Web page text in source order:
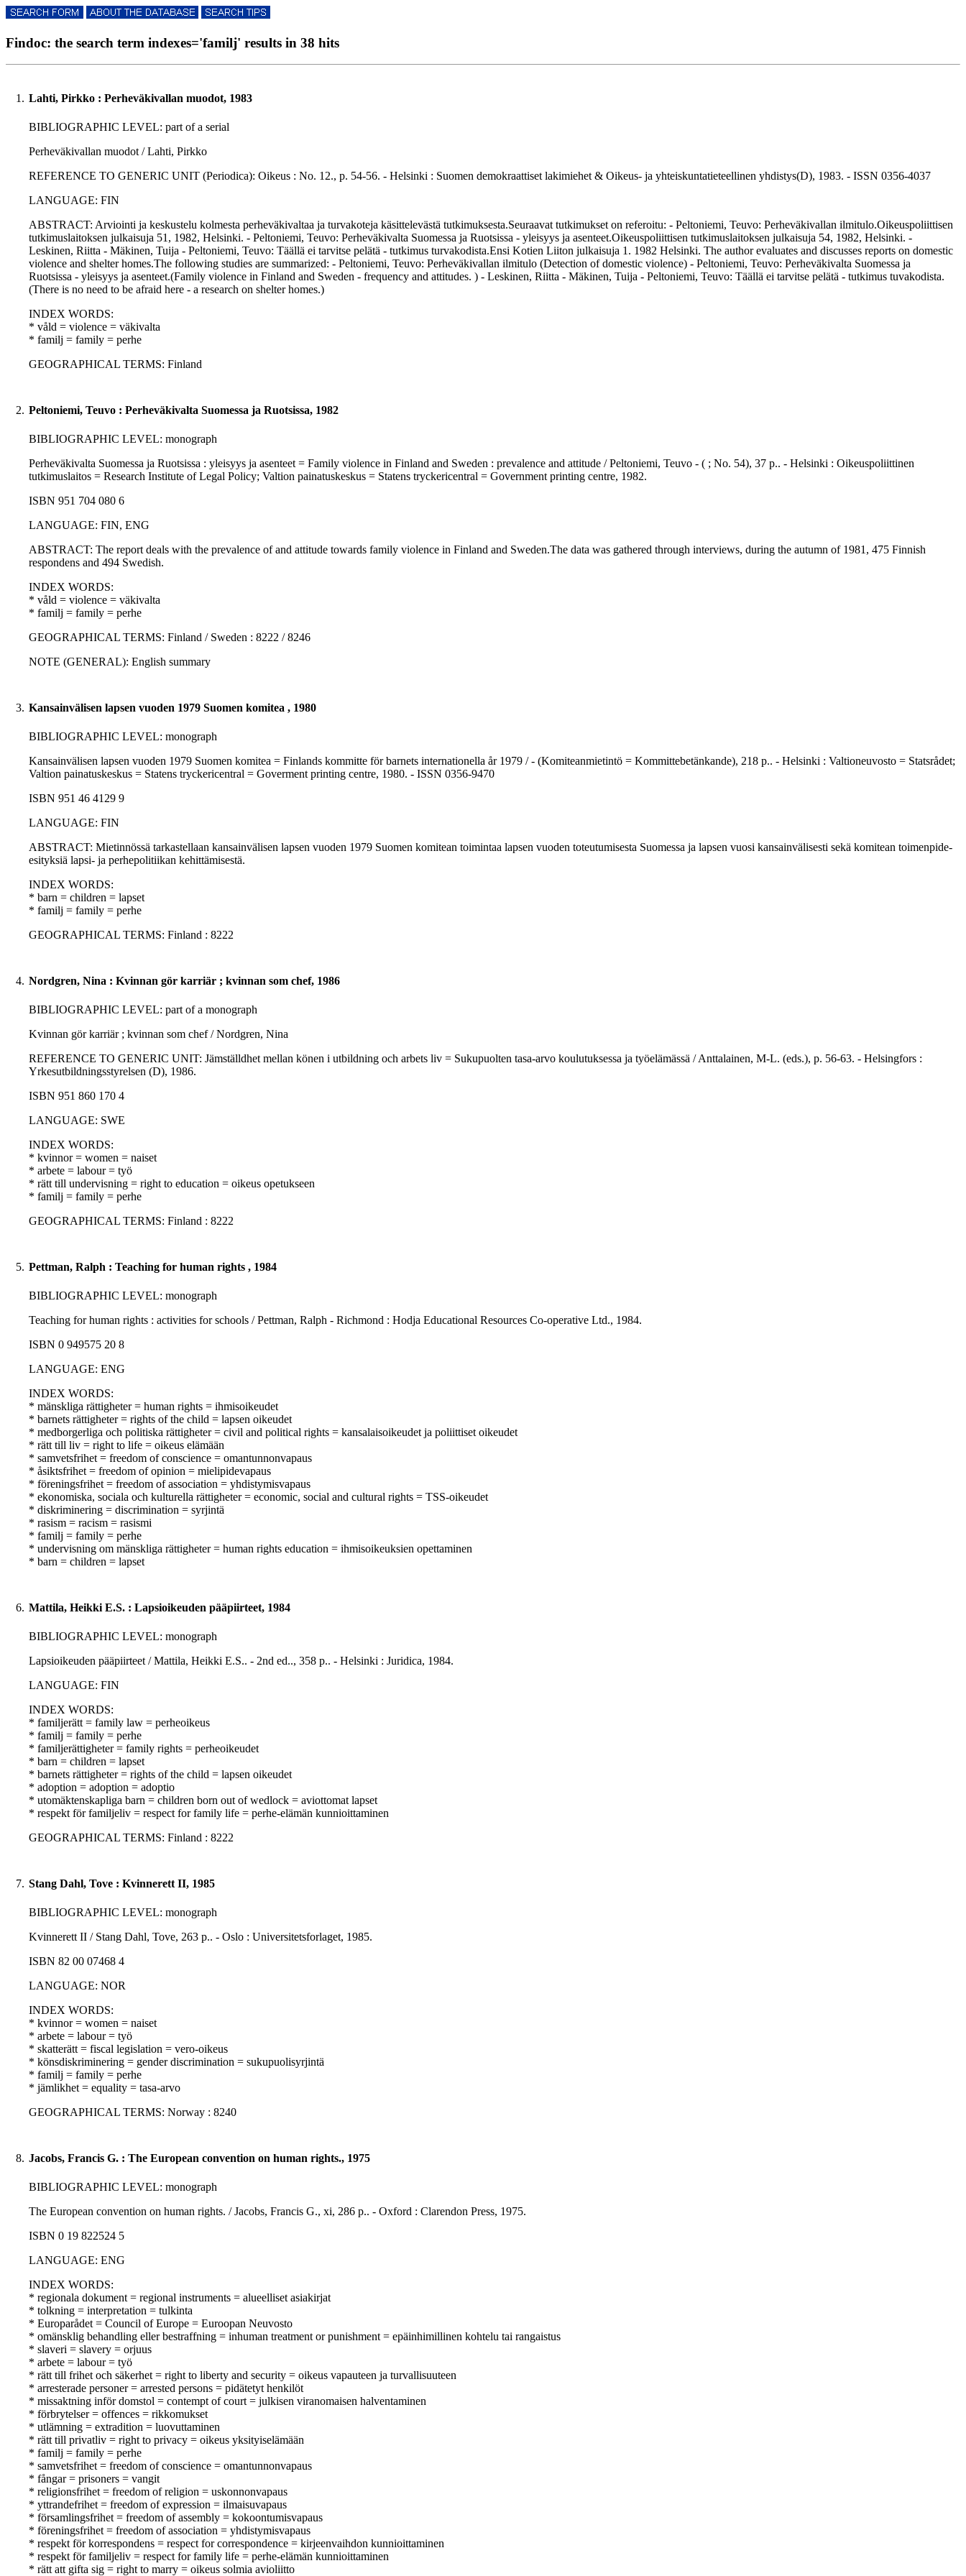
Findoc: the search term indexes='familj' results in 38 hits
1. Lahti, Pirkko : Perheväkivallan muodot, 1983
BIBLIOGRAPHIC LEVEL: part of a serial
Perheväkivallan muodot / Lahti, Pirkko
REFERENCE TO GENERIC UNIT (Periodica): Oikeus : No. 12., p. 54-56. - Helsinki : Suomen demokraattiset lakimiehet & Oikeus- ja yhteiskuntatieteellinen yhdistys(D), 1983. - ISSN 0356-4037
LANGUAGE: FIN
ABSTRACT: Arviointi ja keskustelu kolmesta perheväkivaltaa ja turvakoteja käsittelevästä tutkimuksesta.Seuraavat tutkimukset on referoitu: - Peltoniemi, Teuvo: Perheväkivallan ilmitulo.Oikeuspoliittisen
tutkimuslaitoksen julkaisuja 51, 1982, Helsinki. - Peltoniemi, Teuvo: Perheväkivalta Suomessa ja Ruotsissa - yleisyys ja asenteet.Oikeuspoliittisen tutkimuslaitoksen julkaisuja 54, 1982, Helsinki. -
Leskinen, Riitta - Mäkinen, Tuija - Peltoniemi, Teuvo: Täällä ei tarvitse pelätä - tutkimus turvakodista.Ensi Kotien Liiton julkaisuja 1. 1982 Helsinki. The author evaluates and discusses reports on domestic
violence and shelter homes.The following studies are summarized: - Peltoniemi, Teuvo: Perheväkivallan ilmitulo (Detection of domestic violence) - Peltoniemi, Teuvo: Perheväkivalta Suomessa ja
Ruotsissa - yleisyys ja asenteet.(Family violence in Finland and Sweden - frequency and attitudes. ) - Leskinen, Riitta - Mäkinen, Tuija - Peltoniemi, Teuvo: Täällä ei tarvitse pelätä - tutkimus tuvakodista.
(There is no need to be afraid here - a research on shelter homes.)
INDEX WORDS:
* våld = violence = väkivalta
* familj = family = perhe
GEOGRAPHICAL TERMS: Finland
2. Peltoniemi, Teuvo : Perheväkivalta Suomessa ja Ruotsissa, 1982
BIBLIOGRAPHIC LEVEL: monograph
Perheväkivalta Suomessa ja Ruotsissa : yleisyys ja asenteet = Family violence in Finland and Sweden : prevalence and attitude / Peltoniemi, Teuvo - ( ; No. 54), 37 p.. - Helsinki : Oikeuspoliittinen
tutkimuslaitos = Research Institute of Legal Policy; Valtion painatuskeskus = Statens tryckericentral = Government printing centre, 1982.
ISBN 951 704 080 6
LANGUAGE: FIN, ENG
ABSTRACT: The report deals with the prevalence of and attitude towards family violence in Finland and Sweden.The data was gathered through interviews, during the autumn of 1981, 475 Finnish
respondens and 494 Swedish.
INDEX WORDS:
* våld = violence = väkivalta
* familj = family = perhe
GEOGRAPHICAL TERMS: Finland / Sweden : 8222 / 8246
NOTE (GENERAL): English summary
3. Kansainvälisen lapsen vuoden 1979 Suomen komitea , 1980
BIBLIOGRAPHIC LEVEL: monograph
Kansainvälisen lapsen vuoden 1979 Suomen komitea = Finlands kommitte för barnets internationella år 1979 / - (Komiteanmietintö = Kommittebetänkande), 218 p.. - Helsinki : Valtioneuvosto = Statsrådet;
Valtion painatuskeskus = Statens tryckericentral = Goverment printing centre, 1980. - ISSN 0356-9470
ISBN 951 46 4129 9
LANGUAGE: FIN
ABSTRACT: Mietinnössä tarkastellaan kansainvälisen lapsen vuoden 1979 Suomen komitean toimintaa lapsen vuoden toteutumisesta Suomessa ja lapsen vuosi kansainvälisesti sekä komitean toimenpide-
esityksiä lapsi- ja perhepolitiikan kehittämisestä.
INDEX WORDS:
* barn = children = lapset
* familj = family = perhe
GEOGRAPHICAL TERMS: Finland : 8222
4. Nordgren, Nina : Kvinnan gör karriär ; kvinnan som chef, 1986
BIBLIOGRAPHIC LEVEL: part of a monograph
Kvinnan gör karriär ; kvinnan som chef / Nordgren, Nina
REFERENCE TO GENERIC UNIT: Jämställdhet mellan könen i utbildning och arbets liv = Sukupuolten tasa-arvo koulutuksessa ja työelämässä / Anttalainen, M-L. (eds.), p. 56-63. - Helsingfors :
Yrkesutbildningsstyrelsen (D), 1986.
ISBN 951 860 170 4
LANGUAGE: SWE
INDEX WORDS:
* kvinnor = women = naiset
* arbete = labour = työ
* rätt till undervisning = right to education = oikeus opetukseen
* familj = family = perhe
GEOGRAPHICAL TERMS: Finland : 8222
5. Pettman, Ralph : Teaching for human rights , 1984
BIBLIOGRAPHIC LEVEL: monograph
Teaching for human rights : activities for schools / Pettman, Ralph - Richmond : Hodja Educational Resources Co-operative Ltd., 1984.
ISBN 0 949575 20 8
LANGUAGE: ENG
INDEX WORDS:
* mänskliga rättigheter = human rights = ihmisoikeudet
* barnets rättigheter = rights of the child = lapsen oikeudet
* medborgerliga och politiska rättigheter = civil and political rights = kansalaisoikeudet ja poliittiset oikeudet
* rätt till liv = right to life = oikeus elämään
* samvetsfrihet = freedom of conscience = omantunnonvapaus
* åsiktsfrihet = freedom of opinion = mielipidevapaus
* föreningsfrihet = freedom of association = yhdistymisvapaus
* ekonomiska, sociala och kulturella rättigheter = economic, social and cultural rights = TSS-oikeudet
* diskriminering = discrimination = syrjintä
* rasism = racism = rasismi
* familj = family = perhe
* undervisning om mänskliga rättigheter = human rights education = ihmisoikeuksien opettaminen
* barn = children = lapset
6. Mattila, Heikki E.S. : Lapsioikeuden pääpiirteet, 1984
BIBLIOGRAPHIC LEVEL: monograph
Lapsioikeuden pääpiirteet / Mattila, Heikki E.S.. - 2nd ed.., 358 p.. - Helsinki : Juridica, 1984.
LANGUAGE: FIN
INDEX WORDS:
* familjerätt = family law = perheoikeus
* familj = family = perhe
* familjerättigheter = family rights = perheoikeudet
* barn = children = lapset
* barnets rättigheter = rights of the child = lapsen oikeudet
* adoption = adoption = adoptio
* utomäktenskapliga barn = children born out of wedlock = aviottomat lapset
* respekt för familjeliv = respect for family life = perhe-elämän kunnioittaminen
GEOGRAPHICAL TERMS: Finland : 8222
7. Stang Dahl, Tove : Kvinnerett II, 1985
BIBLIOGRAPHIC LEVEL: monograph
Kvinnerett II / Stang Dahl, Tove, 263 p.. - Oslo : Universitetsforlaget, 1985.
ISBN 82 00 07468 4
LANGUAGE: NOR
INDEX WORDS:
* kvinnor = women = naiset
* arbete = labour = työ
* skatterätt = fiscal legislation = vero-oikeus
* könsdiskriminering = gender discrimination = sukupuolisyrjintä
* familj = family = perhe
* jämlikhet = equality = tasa-arvo
GEOGRAPHICAL TERMS: Norway : 8240
8. Jacobs, Francis G. : The European convention on human rights., 1975
BIBLIOGRAPHIC LEVEL: monograph
The European convention on human rights. / Jacobs, Francis G., xi, 286 p.. - Oxford : Clarendon Press, 1975.
ISBN 0 19 822524 5
LANGUAGE: ENG
INDEX WORDS:
* regionala dokument = regional instruments = alueelliset asiakirjat
* tolkning = interpretation = tulkinta
* Europarådet = Council of Europe = Euroopan Neuvosto
* omänsklig behandling eller bestraffning = inhuman treatment or punishment = epäinhimillinen kohtelu tai rangaistus
* slaveri = slavery = orjuus
* arbete = labour = työ
* rätt till frihet och säkerhet = right to liberty and security = oikeus vapauteen ja turvallisuuteen
* arresterade personer = arrested persons = pidätetyt henkilöt
* missaktning inför domstol = contempt of court = julkisen viranomaisen halventaminen
* förbrytelser = offences = rikkomukset
* utlämning = extradition = luovuttaminen
* rätt till privatliv = right to privacy = oikeus yksityiselämään
* familj = family = perhe
* samvetsfrihet = freedom of conscience = omantunnonvapaus
* fångar = prisoners = vangit
* religionsfrihet = freedom of religion = uskonnonvapaus
* yttrandefrihet = freedom of expression = ilmaisuvapaus
* församlingsfrihet = freedom of assembly = kokoontumisvapaus
* föreningsfrihet = freedom of association = yhdistymisvapaus
* respekt för korrespondens = respect for correspondence = kirjeenvaihdon kunnioittaminen
* respekt för familjeliv = respect for family life = perhe-elämän kunnioittaminen
* rätt att gifta sig = right to marry = oikeus solmia avioliitto